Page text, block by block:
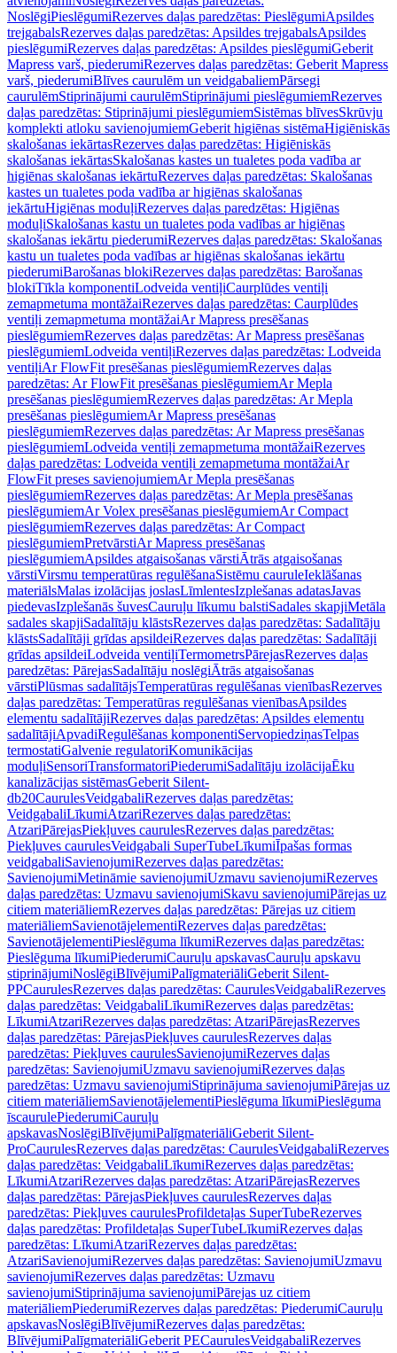
NoslēgiPieslēgumiRezerves daļas paredzētas: PieslēgumiApsildes
trejgabalsRezerves daļas paredzētas: Apsildes trejgabalsApsildes
pieslēgumiRezerves daļas paredzētas: Apsildes pieslēgumiGeberit
Mapress varš, piederumiRezerves daļas paredzētas: Geberit Mapress
varš, piederumiBlīves caurulēm un veidgabaliemPārsegi
caurulēmStiprinājumi caurulēmStiprinājumi pieslēgumiemRezerves
daļas paredzētas: Stiprinājumi pieslēgumiemSistēmas blīvesSkrūvju
komplekti atloku savienojumiemGeberit higiēnas sistēmaHigiēniskās
skalošanas iekārtasRezerves daļas paredzētas: Higiēniskās
skalošanas iekārtasSkalošanas kastes un tualetes poda vadība ar
higiēnas skalošanas iekārtuRezerves daļas paredzētas: Skalošanas
kastes un tualetes poda vadība ar higiēnas skalošanas
iekārtuHigiēnas moduļiRezerves daļas paredzētas: Higiēnas
moduļiSkalošanas kastu un tualetes poda vadības ar higiēnas
skalošanas iekārtu piederumiRezerves daļas paredzētas: Skalošanas
kastu un tualetes poda vadības ar higiēnas skalošanas iekārtu
piederumiBarošanas blokiRezerves daļas paredzētas: Barošanas
blokiTīkla komponentiLodveida ventiļiCaurplūdes ventiļi
zemapmetuma montāžaiRezerves daļas paredzētas: Caurplūdes
ventiļi zemapmetuma montāžaiAr Mapress presēšanas
pieslēgumiemRezerves daļas paredzētas: Ar Mapress presēšanas
pieslēgumiemLodveida ventiļiRezerves daļas paredzētas: Lodveida
ventiļiAr FlowFit presēšanas pieslēgumiemRezerves daļas
paredzētas: Ar FlowFit presēšanas pieslēgumiemAr Mepla
presēšanas pieslēgumiemRezerves daļas paredzētas: Ar Mepla
presēšanas pieslēgumiemAr Mapress presēšanas
pieslēgumiemRezerves daļas paredzētas: Ar Mapress presēšanas
pieslēgumiemLodveida ventiļi zemapmetuma montāžaiRezerves
daļas paredzētas: Lodveida ventiļi zemapmetuma montāžaiAr
FlowFit preses savienojumiemAr Mepla presēšanas
pieslēgumiemRezerves daļas paredzētas: Ar Mepla presēšanas
pieslēgumiemAr Volex presēšanas pieslēgumiemAr Compact
pieslēgumiemRezerves daļas paredzētas: Ar Compact
pieslēgumiemPretvārstiAr Mapress presēšanas
pieslēgumiemApsildes atgaisošanas vārstiĀtrās atgaisošanas
vārstiVirsmu temperatūras regulēšanaSistēmu cauruleIeklāšanas
materiālsMalas izolācijas joslasLīmlentesIzplešanas adatasJavas
piedevasIzplešanās šuvesCauruļu līkumu balstiSadales skapjiMetāla
sadales skapjiSadalītāju klāstsRezerves daļas paredzētas: Sadalītāju
klāstsSadalītāji grīdas apsildeiRezerves daļas paredzētas: Sadalītāji
grīdas apsildeiLodveida ventiļiTermometrsPārejasRezerves daļas
paredzētas: PārejasSadalītāju noslēgiĀtrās atgaisošanas
vārstiPlūsmas sadalītājsTemperatūras regulēšanas vienībasRezerves
daļas paredzētas: Temperatūras regulēšanas vienībasApsildes
elementu sadalītājiRezerves daļas paredzētas: Apsildes elementu
sadalītājiApvadiRegulēšanas komponentiServopiedziņasTelpas
termostatiGalvenie regulatoriKomunikācijas
moduļiSensoriTransformatoriPiederumiSadalītāju izolācijaĒku
kanalizācijas sistēmasGeberit Silent-
db20CaurulesVeidgabaliRezerves daļas paredzētas:
VeidgabaliLīkumiAtzariRezerves daļas paredzētas:
AtzariPārejasPiekļuves caurulesRezerves daļas paredzētas:
Piekļuves caurulesVeidgabali SuperTubeLīkumiĪpašas formas
veidgabaliSavienojumiRezerves daļas paredzētas:
SavienojumiMetināmie savienojumiUzmavu savienojumiRezerves
daļas paredzētas: Uzmavu savienojumiSkavu savienojumiPārejas uz
citiem materiāliemRezerves daļas paredzētas: Pārejas uz citiem
materiāliemSavienotājelementiRezerves daļas paredzētas:
SavienotājelementiPieslēguma līkumiRezerves daļas paredzētas:
Pieslēguma līkumiPiederumiCauruļu apskavasCauruļu apskavu
stiprinājumiNoslēgiBlīvējumiPalīgmateriāliGeberit Silent-
PPCaurulesRezerves daļas paredzētas: CaurulesVeidgabaliRezerves
daļas paredzētas: VeidgabaliLīkumiRezerves daļas paredzētas:
LīkumiAtzariRezerves daļas paredzētas: AtzariPārejasRezerves
daļas paredzētas: PārejasPiekļuves caurulesRezerves daļas
paredzētas: Piekļuves caurulesSavienojumiRezerves daļas
paredzētas: SavienojumiUzmavu savienojumiRezerves daļas
paredzētas: Uzmavu savienojumiStiprinājuma savienojumiPārejas uz
citiem materiāliemSavienotājelementiPieslēguma līkumiPieslēguma
īscaurulePiederumiCauruļu
apskavasNoslēgiBlīvējumiPalīgmateriāliGeberit Silent-
ProCaurulesRezerves daļas paredzētas: CaurulesVeidgabaliRezerves
daļas paredzētas: VeidgabaliLīkumiRezerves daļas paredzētas:
LīkumiAtzariRezerves daļas paredzētas: AtzariPārejasRezerves
daļas paredzētas: PārejasPiekļuves caurulesRezerves daļas
paredzētas: Piekļuves caurulesProfildetaļas SuperTubeRezerves
daļas paredzētas: Profildetaļas SuperTubeLīkumiRezerves daļas
paredzētas: LīkumiAtzariRezerves daļas paredzētas:
AtzariSavienojumiRezerves daļas paredzētas: SavienojumiUzmavu
savienojumiRezerves daļas paredzētas: Uzmavu
savienojumiStiprinājuma savienojumiPārejas uz citiem
materiāliemPiederumiRezerves daļas paredzētas: PiederumiCauruļu
apskavasNoslēgiBlīvējumiRezerves daļas paredzētas:
BlīvējumiPalīgmateriāliGeberit PECaurulesVeidgabaliRezerves